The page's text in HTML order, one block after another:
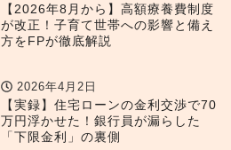
【2026年8月から】高額療養費制度
が改正！子育て世帯への影響と備え
方をFPが徹底解説
2026年4月2日
【実録】住宅ローンの金利交渉で70
万円浮かせた！銀行員が漏らした
「下限金利」の裏側